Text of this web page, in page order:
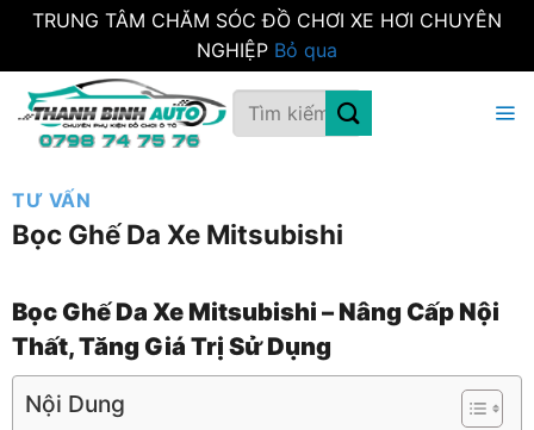
TRUNG TÂM CHĂM SÓC ĐỒ CHƠI XE HƠI CHUYÊN
NGHIỆP Bỏ qua
qua
Tìm
kiếm:
TƯ VẤN
Bọc Ghế Da Xe Mitsubishi
Bọc Ghế Da Xe Mitsubishi – Nâng Cấp Nội
Thất, Tăng Giá Trị Sử Dụng
Nội Dung